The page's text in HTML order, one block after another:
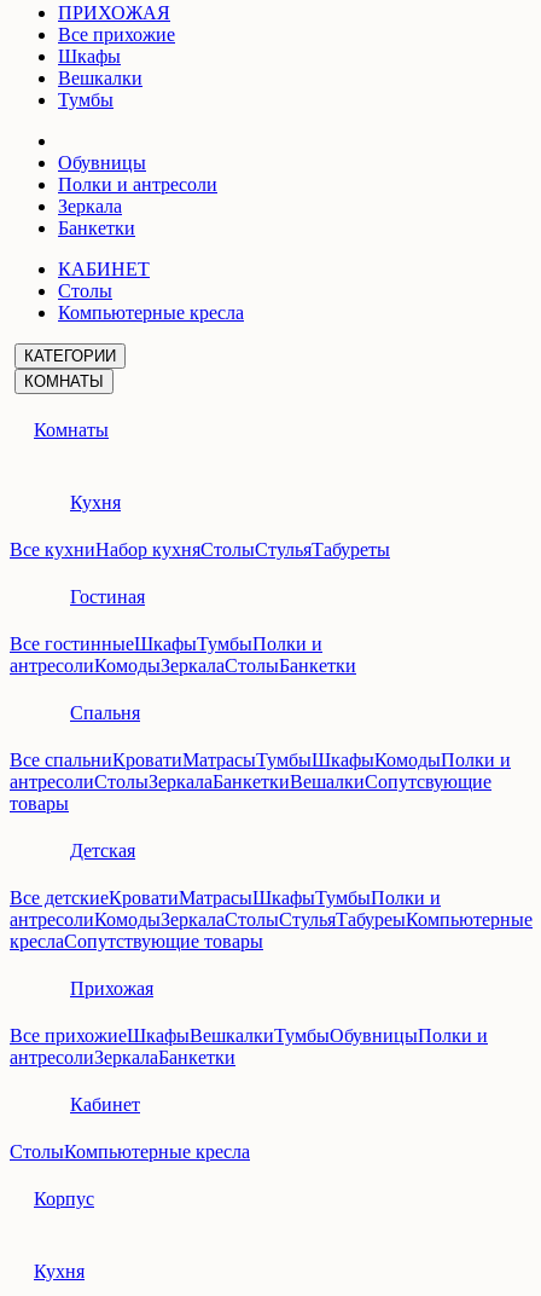
ПРИХОЖАЯ
Все прихожие
Шкафы
Вешкалки
Тумбы
Обувницы
Полки и антресоли
Зеркала
Банкетки
КАБИНЕТ
Столы
Компьютерные кресла
КАТЕГОРИИ
КОМНАТЫ
Комнаты
Кухня
Все кухниНабор кухняСтолыСтульяТабуреты
Гостиная
Все гостинныеШкафыТумбыПолки и
антресолиКомодыЗеркалаСтолыБанкетки
Спальня
Все спальниКроватиМатрасыТумбыШкафыКомодыПолки и
антресолиСтолыЗеркалаБанкеткиВешалкиСопутсвующие
товары
Детская
Все детскиеКроватиМатрасыШкафыТумбыПолки и
антресолиКомодыЗеркалаСтолыСтульяТабуреыКомпьютерные
креслаСопутствующие товары
Прихожая
Все прихожиеШкафыВешкалкиТумбыОбувницыПолки и
антресолиЗеркалаБанкетки
Кабинет
СтолыКомпьютерные кресла
Корпус
Кухня